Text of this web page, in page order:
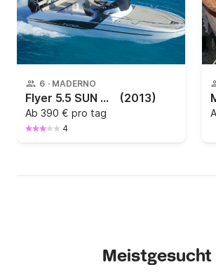
6 · MADERNO
Flyer 5.5 SUN DECK - ohne Führerschein (2013)
Ab 390 € pro tag
4
Meistgesucht